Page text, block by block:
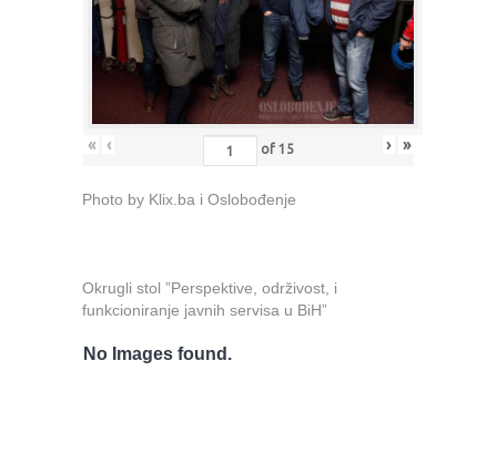
« ‹ of 15 › »
Photo by Klix.ba i Oslobođenje
Okrugli stol ”Perspektive, održivost, i
funkcioniranje javnih servisa u BiH”
No Images found.